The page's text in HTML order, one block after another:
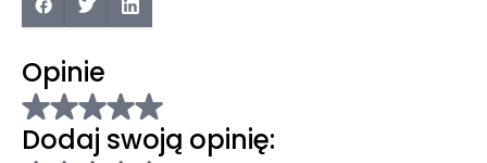
Opinie
Dodaj swoją opinię: